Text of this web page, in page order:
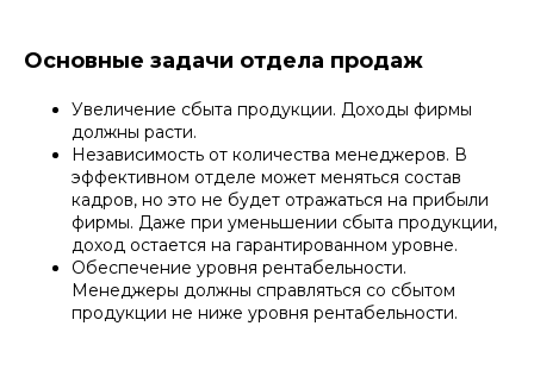
Основные задачи отдела продаж
Увеличение сбыта продукции. Доходы фирмы
должны расти.
Независимость от количества менеджеров. В
эффективном отделе может меняться состав
кадров, но это не будет отражаться на прибыли
фирмы. Даже при уменьшении сбыта продукции,
доход остается на гарантированном уровне.
Обеспечение уровня рентабельности.
Менеджеры должны справляться со сбытом
продукции не ниже уровня рентабельности.